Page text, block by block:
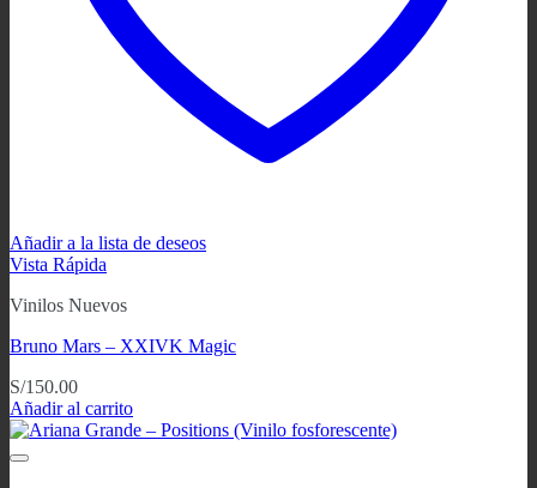
Añadir a la lista de deseos
Vista Rápida
Vinilos Nuevos
Bruno Mars – XXIVK Magic
S/150.00
Añadir al carrito